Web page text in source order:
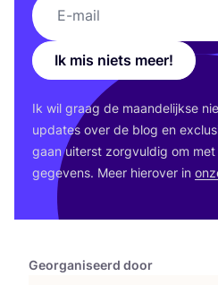
Georganiseerd door
Ik mis niets meer!
Ik wil graag de maan­de­lijk­se
upda­tes over de blog en
gaan uiterst zorg­vul­dig om
gege­vens. Meer hier­over in